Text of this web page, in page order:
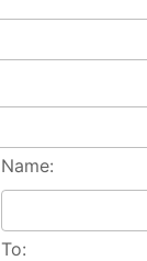
Name:
To: